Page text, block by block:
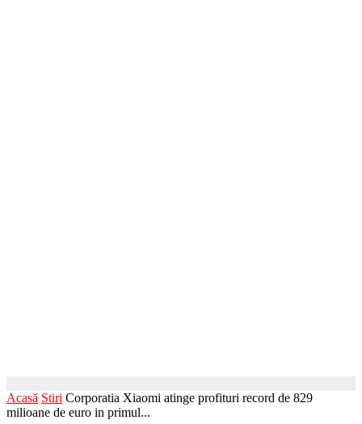
Acasă Stiri Corporatia Xiaomi atinge profituri record de 829
milioane de euro in primul...